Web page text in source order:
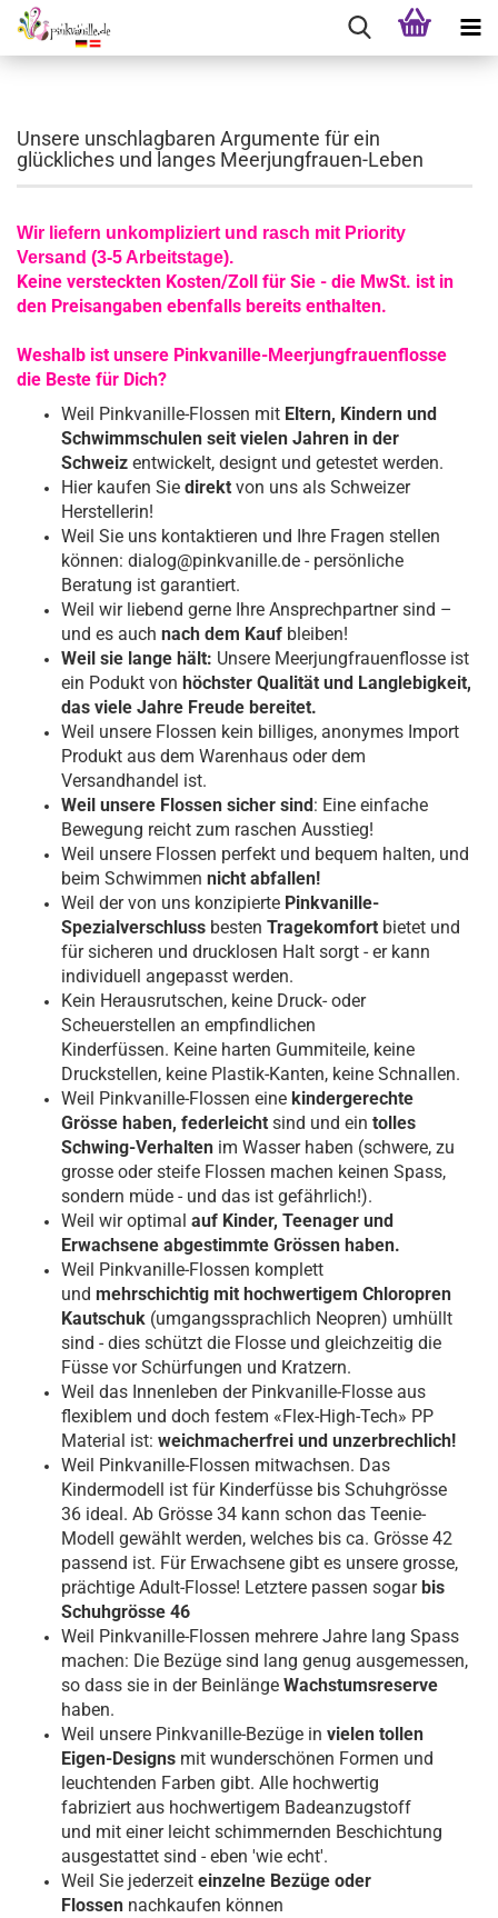
Unsere unschlagbaren Argumente für ein
glückliches und langes Meerjungfrauen-Leben
Wir liefern unkompliziert und rasch mit Priority
Versand (3-5 Arbeitstage).
Keine versteckten Kosten/Zoll für Sie - die MwSt. ist in
den Preisangaben ebenfalls bereits enthalten.
Weshalb ist unsere Pinkvanille-Meerjungfrauenflosse
die Beste für Dich?
Weil Pinkvanille-Flossen mit Eltern, Kindern und
Schwimmschulen seit vielen Jahren in der
Schweiz entwickelt, designt und getestet werden.
Hier kaufen Sie direkt von uns als Schweizer
Herstellerin!
Weil Sie uns kontaktieren und Ihre Fragen stellen
können: dialog@pinkvanille.de - persönliche
Beratung ist garantiert.
Weil wir liebend gerne Ihre Ansprechpartner sind –
und es auch nach dem Kauf bleiben!
Weil sie lange hält: Unsere Meerjungfrauenflosse ist
ein Podukt von höchster Qualität und Langlebigkeit,
das viele Jahre Freude bereitet.
Weil unsere Flossen kein billiges, anonymes Import
Produkt aus dem Warenhaus oder dem
Versandhandel ist.
Weil unsere Flossen sicher sind: Eine einfache
Bewegung reicht zum raschen Ausstieg!
Weil unsere Flossen perfekt und bequem halten, und
beim Schwimmen nicht abfallen!
Weil der von uns konzipierte Pinkvanille-
Spezialverschluss besten Tragekomfort bietet und
für sicheren und drucklosen Halt sorgt - er kann
individuell angepasst werden.
Kein Herausrutschen, keine Druck- oder
Scheuerstellen an empfindlichen
Kinderfüssen. Keine harten Gummiteile, keine
Druckstellen, keine Plastik-Kanten, keine Schnallen.
Weil Pinkvanille-Flossen eine kindergerechte
Grösse haben, federleicht sind und ein tolles
Schwing-Verhalten im Wasser haben (schwere, zu
grosse oder steife Flossen machen keinen Spass,
sondern müde - und das ist gefährlich!).
Weil wir optimal auf Kinder, Teenager und
Erwachsene abgestimmte Grössen haben.
Weil Pinkvanille-Flossen komplett
und mehrschichtig mit hochwertigem Chloropren
Kautschuk (umgangssprachlich Neopren) umhüllt
sind - dies schützt die Flosse und gleichzeitig die
Füsse vor Schürfungen und Kratzern.
Weil das Innenleben der Pinkvanille-Flosse aus
flexiblem und doch festem «Flex-High-Tech» PP
Material ist: weichmacherfrei und unzerbrechlich!
Weil Pinkvanille-Flossen mitwachsen. Das
Kindermodell ist für Kinderfüsse bis Schuhgrösse
36 ideal. Ab Grösse 34 kann schon das Teenie-
Modell gewählt werden, welches bis ca. Grösse 42
passend ist. Für Erwachsene gibt es unsere grosse,
prächtige Adult-Flosse! Letztere passen sogarbis
Schuhgrösse 46
Weil Pinkvanille-Flossen mehrere Jahre lang Spass
machen: Die Bezüge sind lang genug ausgemessen,
so dass sie in der Beinlänge Wachstumsreserve
haben.
Weil unsere Pinkvanille-Bezüge in vielen tollen
Eigen-Designs mit wunderschönen Formen und
leuchtenden Farben gibt. Alle hochwertig
fabriziert aus hochwertigem Badeanzugstoff
und mit einer leicht schimmernden Beschichtung
ausgestattet sind - eben 'wie echt'.
Weil Sie jederzeit einzelne Bezüge oder
Flossen nachkaufen können